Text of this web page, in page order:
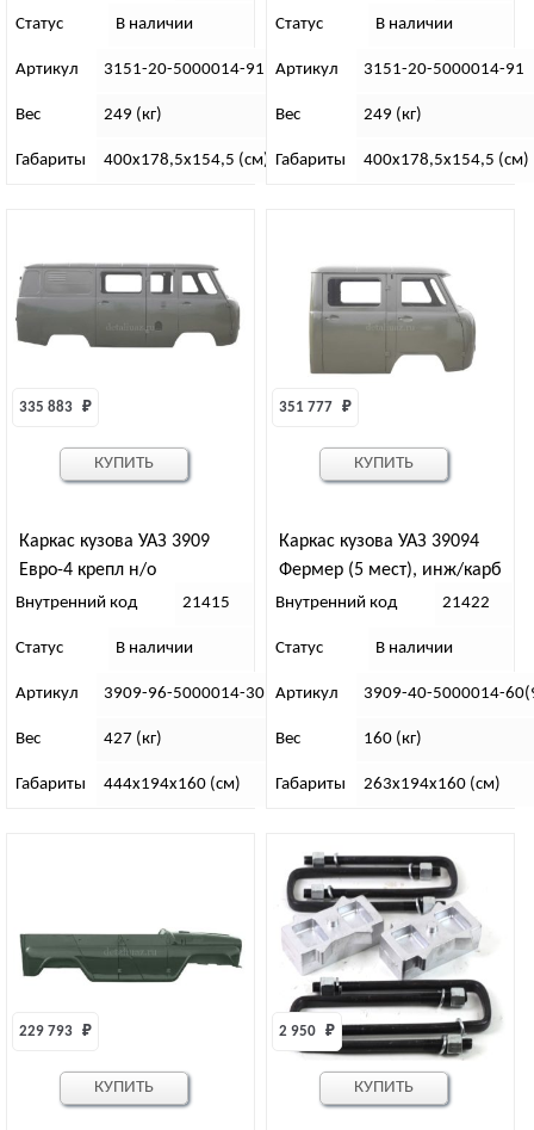
Статус В наличии
Артикул 3151-20-5000014-91
Вес 249 (кг)
Габариты 400х178,5х154,5 (см)
Статус В наличии
Артикул 3151-20-5000014-91
Вес 249 (кг)
Габариты 400х178,5х154,5 (см)
Каркас кузова УАЗ 3909
Евро-4 крепл н/о
(защитный)
335 883 ₽
Внутренний код 21415
Статус В наличии
Артикул 3909-96-5000014-30
Вес 427 (кг)
Габариты 444х194х160 (см)
КУПИТЬ
Каркас кузова УАЗ 39094
Фермер (5 мест), инж/карб
(защитный)
351 777 ₽
Внутренний код 21422
Статус В наличии
Артикул 3909-40-5000014-
Вес 160 (кг)
Габариты 263х194х160 (см)
КУПИТЬ
229 793 ₽
КУПИТЬ
2 950 ₽
КУПИТЬ